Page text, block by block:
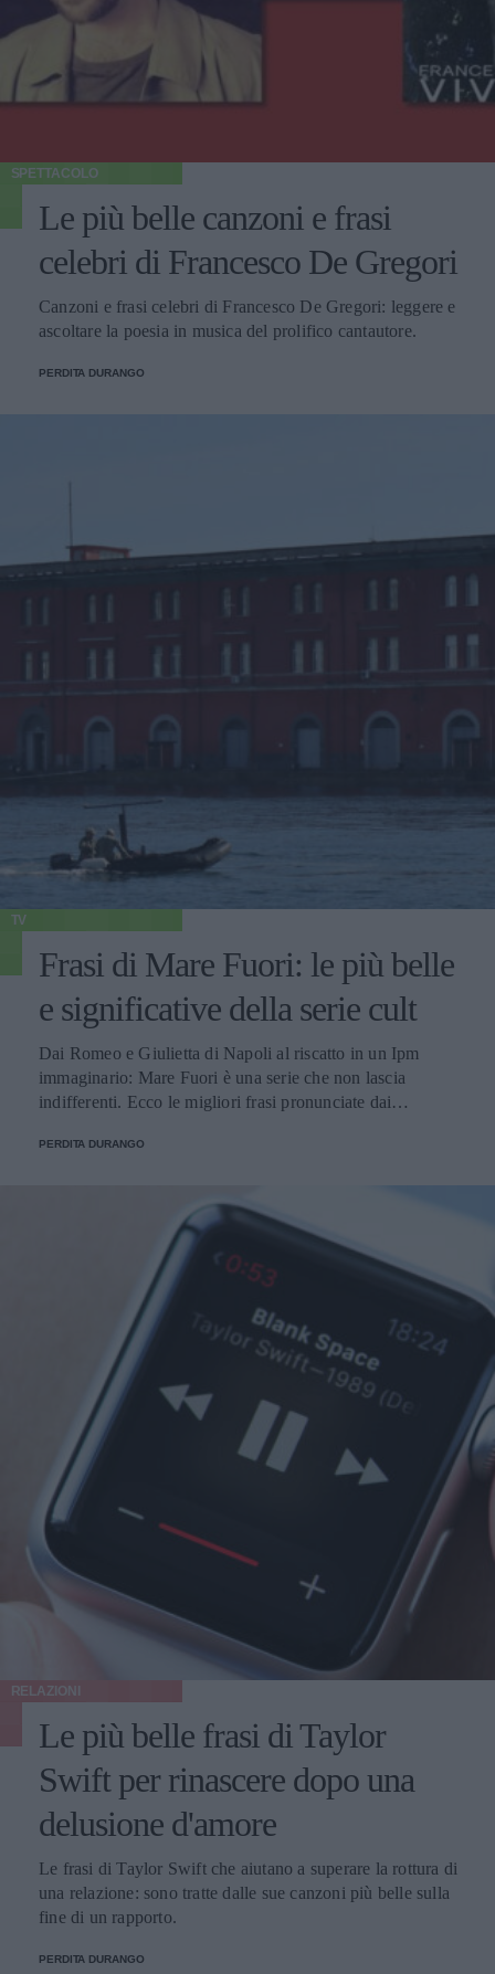
SPETTACOLO
Le più belle canzoni e frasi
celebri di Francesco De Gregori
Canzoni e frasi celebri di Francesco De Gregori: leggere e
ascoltare la poesia in musica del prolifico cantautore.
PERDITA DURANGO
TV
Frasi di Mare Fuori: le più belle
e significative della serie cult
Dai Romeo e Giulietta di Napoli al riscatto in un Ipm
immaginario: Mare Fuori è una serie che non lascia
indifferenti. Ecco le migliori frasi pronunciate dai
PERDITA DURANGO
RELAZIONI
Le più belle frasi di Taylor
Swift per rinascere dopo una
delusione d'amore
Le frasi di Taylor Swift che aiutano a superare la rottura di
una relazione: sono tratte dalle sue canzoni più belle sulla
fine di un rapporto.
PERDITA DURANGO